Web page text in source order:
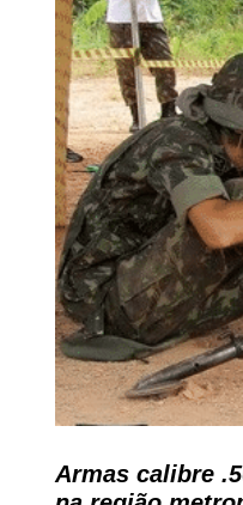
Armas calibre